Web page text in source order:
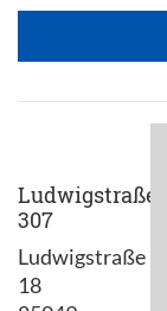
Ludwigstraße
307
Ludwigstraße
18